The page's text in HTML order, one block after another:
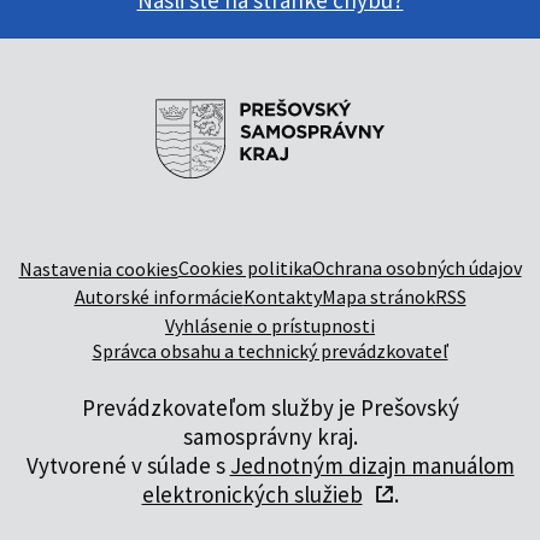
Nastavenia cookiesCookies politikaOchrana osobných údajov
Autorské informácieKontaktyMapa stránokRSS
Vyhlásenie o prístupnosti
Správca obsahu a technický prevádzkovateľ
Prevádzkovateľom služby je Prešovský
samosprávny kraj.
Vytvorené v súlade s Jednotným dizajn manuálom
elektronických služieb
.